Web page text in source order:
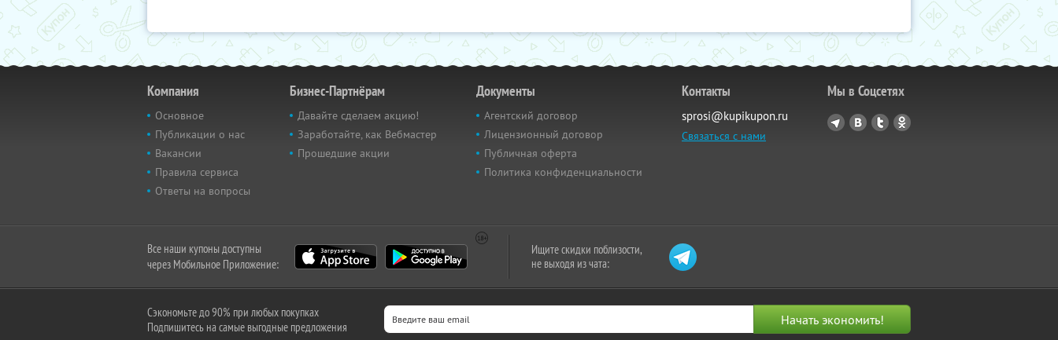
Компания
Основное
Публикации о нас
Вакансии
Правила сервиса
Ответы на вопросы
Бизнес-Партнёрам
Давайте сделаем акцию!
Заработайте, как Вебмастер
Прошедшие акции
Документы
Агентский договор
Лицензионный договор
Публичная оферта
Политика конфиденциальности
Контакты
sprosi@kupikupon.ru
Связаться с нами
Мы в Соцсетях
Все наши купоны доступны
через Мобильное Приложение:
Ищите скидки поблизости,
не выходя из чата:
Сэкономьте до 90% при любых покупках
Подпишитесь на самые выгодные предложения